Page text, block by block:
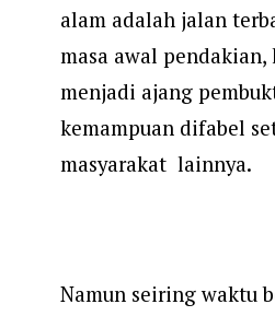
alam adalah jalan
masa awal
menjadi ajang
kemampuan difabel
masyarakat lainnya.
Namun seiring waktu